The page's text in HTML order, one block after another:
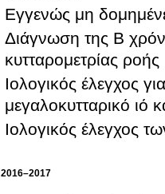
Εγγενώς μη
Διάγνωση της Β
κυτταρομετρίας ροής
Ιολογικός έλεγχος
μεγαλοκυτταρικό ιό
Ιολογικός έλεγχος
2016–2017